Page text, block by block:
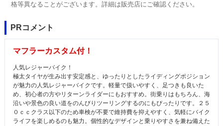
格等異なることがございます。詳細は販売店にご確認ください。
PRコメント
マフラーカスタム付！
人気レジャーバイク！
極太タイヤが生み出す安定感と、ゆったりとしたライディングポジション
が魅力の人気レジャーバイクです。軽量で扱いやすく、足つきも良いた
め、初心者の方やリターンライダーにもおすすめ。街乗りはもちろん、海
沿いや景色の良い道をのんびりツーリングするのにもぴったりです。２５
０ｃｃクラス以下のため車検が不要で維持費を抑えやすく、気軽にバイク
ライフを楽しめるのも魅力。個性的なデザインと乗りやすさを兼ね備えた